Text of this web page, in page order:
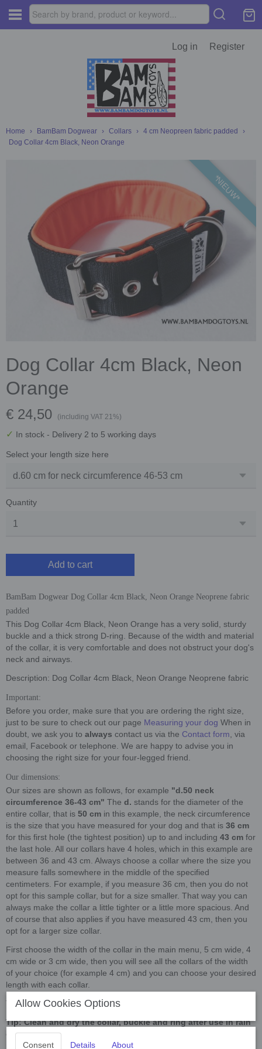
Log in Register
Home › BamBam Dogwear › Collars › 4 cm Neopreen fabric padded
›
Dog Collar 4cm Black, Neon Orange
*NIEUW*
Dog Collar 4cm Black, Neon
Orange
€ 24,50 (including VAT 21%)
✓ In stock - Delivery 2 to 5 working days
Select your length size here
Quantity
Add to cart
BamBam Dogwear Dog Collar 4cm Black, Neon Orange Neoprene fabric
padded
This Dog Collar 4cm Black, Neon Orange has a very solid, sturdy
buckle and a thick strong D-ring. Because of the width and material
of the collar, it is very comfortable and does not obstruct your dog's
neck and airways.
Description: Dog Collar 4cm Black, Neon Orange Neoprene fabric
Important:
Before you order, make sure that you are ordering the right size,
just to be sure to check out our page Measuring your dog When in
doubt, we ask you to always contact us via the Contact form , via
email, Facebook or telephone. We are happy to advise you in
choosing the right size for your four-legged friend.
Our dimensions:
Our sizes are shown as follows, for example "d.50 neck
circumference 36-43 cm" The d. stands for the diameter of the
entire collar, that is 50 cm in this example, the neck circumference
is the size that you have measured for your dog and that is 36 cm
for this first hole (the tightest position) up to and including 43 cm for
the last hole. All our collars have 4 holes, which in this example are
between 36 and 43 cm. Always choose a collar where the size you
measure falls somewhere in the middle of the specified
centimeters. For example, if you measure 36 cm, then you do not
opt ​​for this sample collar, but for a size smaller. That way you can
always make the collar a little tighter or a little more spacious. And
of course that also applies if you have measured 43 cm, then you
opt for a larger size collar.
First choose the width of the collar in the main menu, 5 cm wide, 4
cm wide or 3 cm wide, then you will see all the collars of the width
of your choice (for example 4 cm) and you can choose your desired
length with each collar.
The colors may differ slightly from the photos in reality.
Tip: Clean and dry the collar, buckle and ring after use in rain
or water and then hang it off. Never keep a wet collar in a
plastic bag or bag, this is to promote the life of your material
Allow Cookies Options
Consent Details About